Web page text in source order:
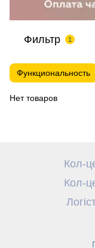
Фильтр 1
Функциональность
Нет товаров
Кол-
Кол-